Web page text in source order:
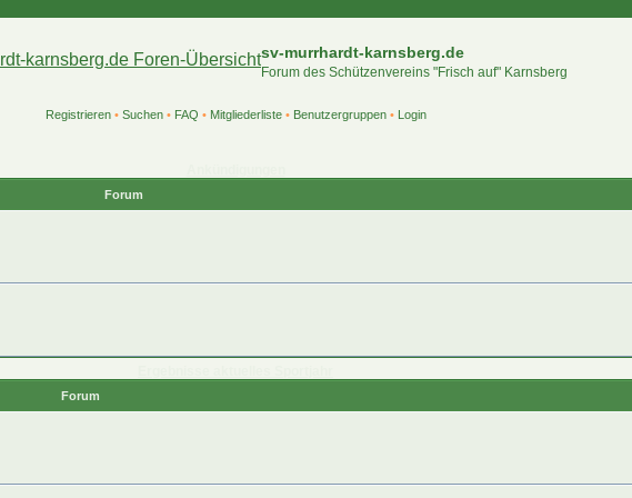
sv-murrhardt-karnsberg.de
Forum des Schützenvereins "Frisch auf" Karnsberg
Registrieren• Suchen• FAQ • Mitgliederliste• Benutzergruppen• Login
Forum
Forum